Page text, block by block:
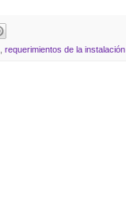
requerimientos de la instalación